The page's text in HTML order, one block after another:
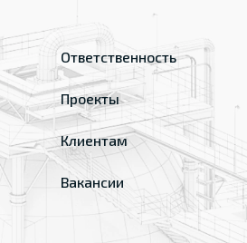
Ответственность
Проекты
Клиентам
Вакансии